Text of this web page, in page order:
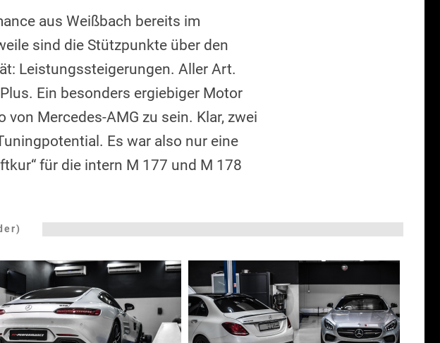
aus Weißbach bereits im
sind die Stützpunkte über den
Leistungssteigerungen. Aller Art.
Ein besonders ergiebiger Motor
Mercedes-AMG zu sein. Klar, zwei
Es war also nur eine
für die intern M 177 und M 178